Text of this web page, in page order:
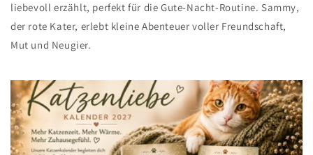
liebevoll erzählt, perfekt für die Gute-Nacht-Routine. Sammy,
der rote Kater, erlebt kleine Abenteuer voller Freundschaft,
Mut und Neugier.